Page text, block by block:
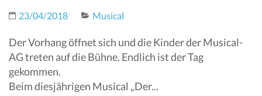
23/04/2018 Musical
Der Vorhang öffnet sich und die Kinder der Musical-
AG treten auf die Bühne. Endlich ist der Tag
gekommen.
Beim diesjährigen Musical „Der...